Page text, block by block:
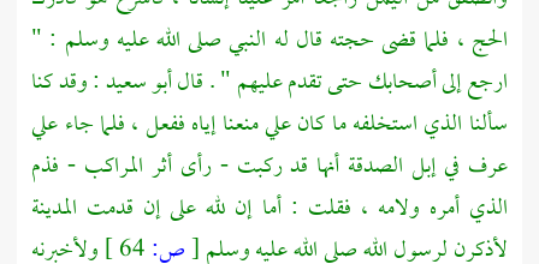
الحج ، فلما قضى حجته قال له النبي صلى الله عليه وسلم : "
ارجع إلى أصحابك حتى تقدم عليهم " . قالأبو سعيد: وقد كنا
سألنا الذي استخلفه ما كان علي منعنا إياه ففعل ، فلما جاءعلي
عرف في إبل الصدقة أنها قد ركبت - رأى أثر المراكب - فذم
الذي أمره ولامه ، فقلت : أما إن لله على إن قدمت المدينة
لأذكرن لرسول الله صلى الله عليه وسلم[ص:
ولأخبرنه